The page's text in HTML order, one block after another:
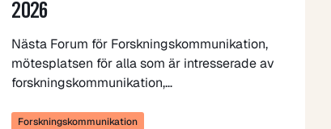
2026
Nästa Forum för Forskningskommunikation,
mötesplatsen för alla som är intresserade av
forskningskommunikation,…
Forskningskommunikation